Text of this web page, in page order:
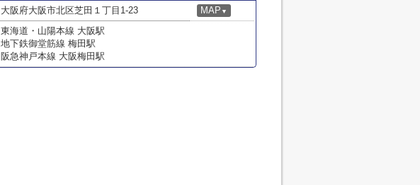
大阪府大阪市北区芝田１丁目1-23 MAP ▼
東海道・山陽本線 大阪駅
地下鉄御堂筋線 梅田駅
阪急神戸本線 大阪梅田駅